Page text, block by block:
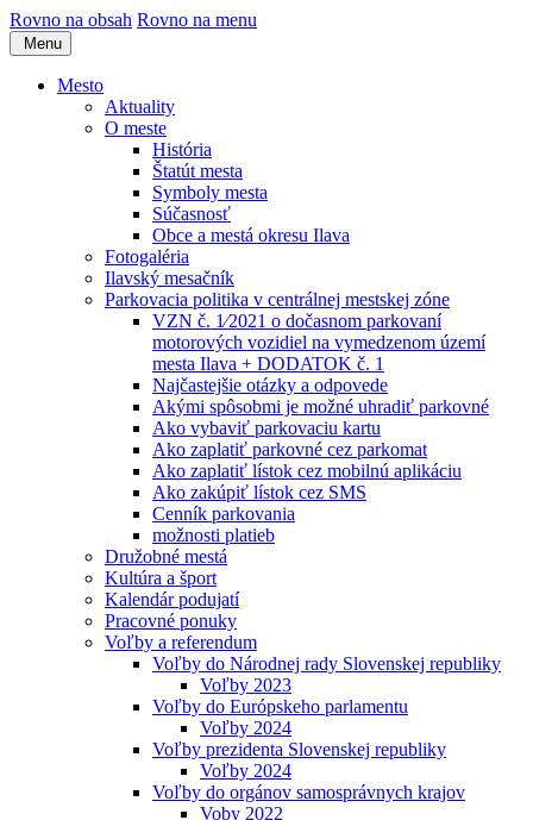
Rovno na obsah Rovno na menu
Menu
Mesto
Aktuality
O meste
História
Štatút mesta
Symboly mesta
Súčasnosť
Obce a mestá okresu Ilava
Fotogaléria
Ilavský mesačník
Parkovacia politika v centrálnej mestskej zóne
VZN č. 1⁄2021 o dočasnom parkovaní
motorových vozidiel na vymedzenom území
mesta Ilava + DODATOK č. 1
Najčastejšie otázky a odpovede
Akými spôsobmi je možné uhradiť parkovné
Ako vybaviť parkovaciu kartu
Ako zaplatiť parkovné cez parkomat
Ako zaplatiť lístok cez mobilnú aplikáciu
Ako zakúpiť lístok cez SMS
Cenník parkovania
možnosti platieb
Družobné mestá
Kultúra a šport
Kalendár podujatí
Pracovné ponuky
Voľby a referendum
Voľby do Národnej rady Slovenskej republiky
Voľby 2023
Voľby do Európskeho parlamentu
Voľby 2024
Voľby prezidenta Slovenskej republiky
Voľby 2024
Voľby do orgánov samosprávnych krajov
Voby 2022